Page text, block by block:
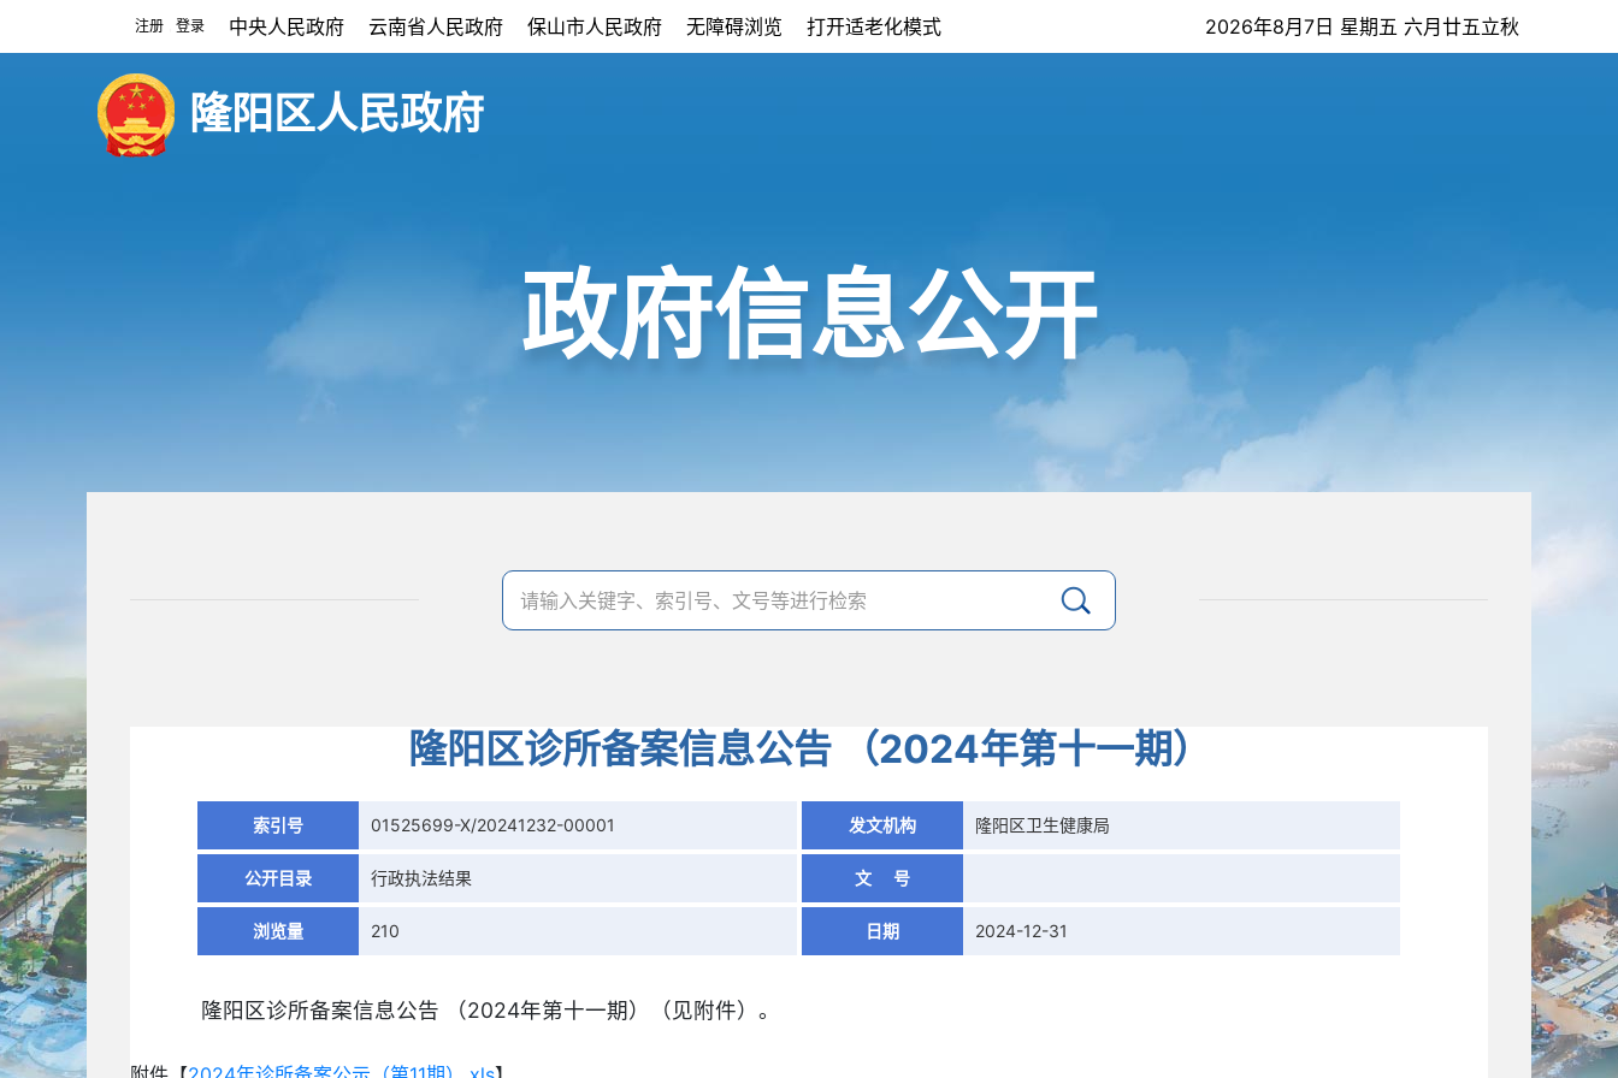
注册 登录 中央人民政府 云南省人民政府 保山市人民政府 无障碍浏览 打开适老化模式 2026年8月7日 星期五 六月廿五立秋
隆阳区人民政府
政府信息公开
隆阳区诊所备案信息公告 （2024年第十一期）
索引号 01525699-X/20241232-00001 发文机构 隆阳区卫生健康局
公开目录 行政执法结果 文 号
浏览量 210 日期 2024-12-31
隆阳区诊所备案信息公告 （2024年第十一期）（见附件）。